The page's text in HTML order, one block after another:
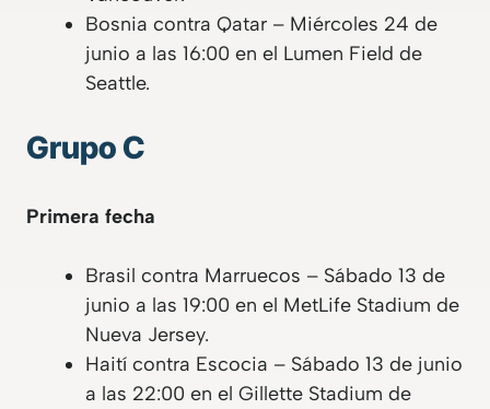
Bosnia contra Qatar – Miércoles 24 de
junio a las 16:00 en el Lumen Field de
Seattle.
Grupo C
Primera fecha
Brasil contra Marruecos – Sábado 13 de
junio a las 19:00 en el MetLife Stadium de
Nueva Jersey.
Haití contra Escocia – Sábado 13 de junio
a las 22:00 en el Gillette Stadium de